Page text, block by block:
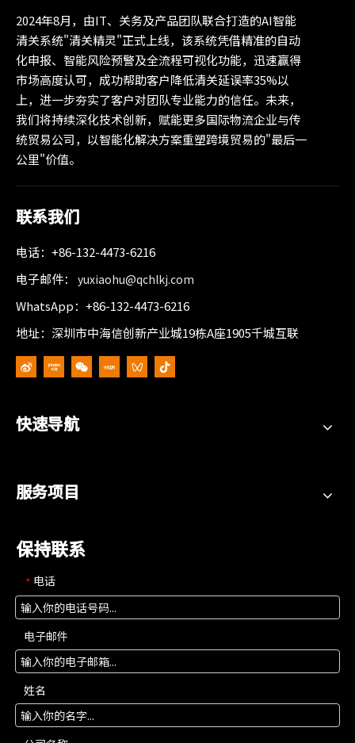
2024年8月，由IT、关务及产品团队联合打造的AI智能
清关系统"清关精灵"正式上线，该系统凭借精准的自动
化申报、智能风险预警及全流程可视化功能，迅速赢得
市场高度认可，成功帮助客户降低清关延误率35%以
上，进一步夯实了客户对团队专业能力的信任。未来，
我们将持续深化技术创新，赋能更多国际物流企业与传
统贸易公司，以智能化解决方案重塑跨境贸易的"最后一
公里"价值。
联系我们
电话：+86-132-4473-6216
电子邮件： yuxiaohu@qchlkj.com
WhatsApp：+86-132-4473-6216
地址：深圳市中海信创新产业城19栋A座1905千城互联
快速导航
服务项目
保持联系
* 电话
电子邮件
姓名